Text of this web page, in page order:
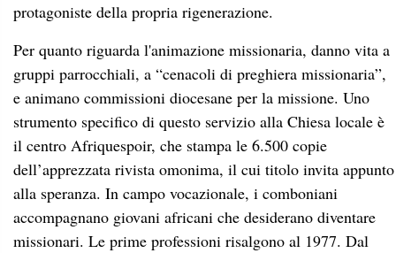
protagoniste della propria rigenerazione.
Per quanto riguarda l'animazione missionaria, danno vita a
gruppi parrocchiali, a “cenacoli di preghiera missionaria”,
e animano commissioni diocesane per la missione. Uno
strumento specifico di questo servizio alla Chiesa locale è
il centro Afriquespoir, che stampa le 6.500 copie
dell’apprezzata rivista omonima, il cui titolo invita appunto
alla speranza. In campo vocazionale, i comboniani
accompagnano giovani africani che desiderano diventare
missionari. Le prime professioni risalgono al 1977. Dal